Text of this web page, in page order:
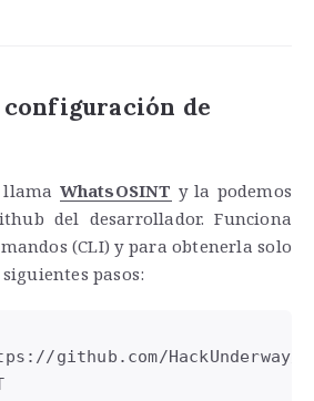
de
WhatsOSINT y la podemos
del desarrollador. Funciona
(CLI) y para obtenerla solo
pasos:
github.com/HackUnderway/